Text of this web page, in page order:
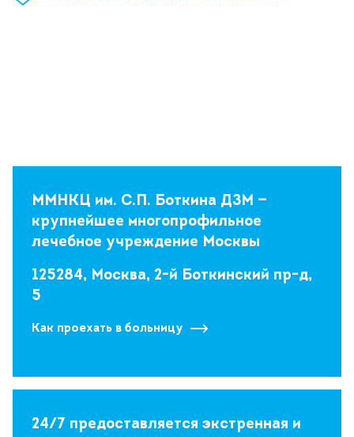
ММНКЦ им. С.П. Боткина ДЗМ —
крупнейшее многопрофильное
лечебное учреждение Москвы
125284, Москва, 2-й Боткинский пр-д,
5
Как проехать в больницу
24/7 предоставляется экстренная и